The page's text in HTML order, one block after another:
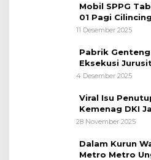
Mobil SPPG
01 Pagi
11 Desember 2025
Pabrik
Eksekusi
Tangerang,
4 Desember 2025
Viral Isu
Kemenag DKI
28 November 2025
Dalam Kurun
Metro Metro